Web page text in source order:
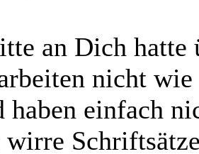
an Dich hatte
nicht
haben einfach